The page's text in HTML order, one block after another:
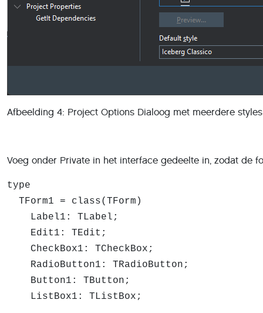
Afbeelding 4: Project Options Dialoog met meerdere
Voeg onder Private in het interface gedeelte in, zodat de
type
TForm1 = class(TForm)
Label1: TLabel;
Edit1: TEdit;
CheckBox1: TCheckBox;
RadioButton1: TRadioButton;
Button1: TButton;
ListBox1: TListBox;